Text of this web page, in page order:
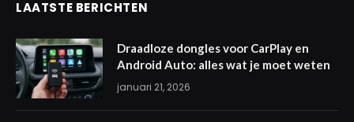
LAATSTE BERICHTEN
Draadloze dongles voor CarPlay en
Android Auto: alles wat je moet weten
januari 21, 2026